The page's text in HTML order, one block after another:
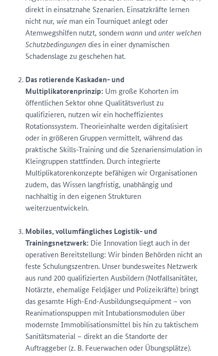
direkt in einsatznahe Szenarien. Einsatzkräfte lernen
nicht nur, wie man ein Tourniquet anlegt oder
Atemwegshilfen nutzt, sondernwann undunter welchen
Schutzbedingungendies in einer dynamischen
Schadenslage zu geschehen hat.
Das rotierende Kaskaden- und
Multiplikatorenprinzip: Um große Kohorten im
öffentlichen Sektor ohne Qualitätsverlust zu
qualifizieren, nutzen wir ein hocheffizientes
Rotationssystem. Theorieinhalte werden digitalisiert
oder in größeren Gruppen vermittelt, während das
praktische Skills-Training und die Szenariensimulation in
Kleingruppen stattfinden. Durch integrierte
Multiplikatorenkonzepte befähigen wir Organisationen
zudem, das Wissen langfristig, unabhängig und
nachhaltig in den eigenen Strukturen
weiterzuentwickeln.
Mobiles, vollumfängliches Logistik- und
Trainingsnetzwerk: Die Innovation liegt auch in der
operativen Bereitstellung: Wir binden Behörden nicht an
feste Schulungszentren. Unser bundesweites Netzwerk
aus rund 200 qualifizierten Ausbildern (Notfallsanitäter,
Notärzte, ehemalige Feldjäger und Polizeikräfte) bringt
das gesamte High-End-Ausbildungsequipment – von
Reanimationspuppen mit Intubationsmodulen über
modernste Immobilisationsmittel bis hin zu taktischem
Sanitätsmaterial – direkt an die Standorte der
Auftraggeber (z. B. Feuerwachen oder Übungsplätze).